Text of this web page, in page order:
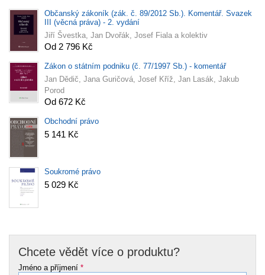
Občanský zákoník (zák. č. 89/2012 Sb.). Komentář. Svazek
III (věcná práva) - 2. vydání
Jiří Švestka, Jan Dvořák, Josef Fiala a kolektiv
Od 2 796 Kč
Zákon o státním podniku (č. 77/1997 Sb.) - komentář
Jan Dědič, Jana Guričová, Josef Kříž, Jan Lasák, Jakub
Porod
Od 672 Kč
Obchodní právo
5 141 Kč
Soukromé právo
5 029 Kč
Chcete vědět více o produktu?
Jméno a příjmení *